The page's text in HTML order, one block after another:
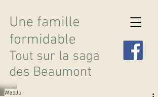
Une famille
formidable
Tout sur la saga
des Beaumont
WebJu